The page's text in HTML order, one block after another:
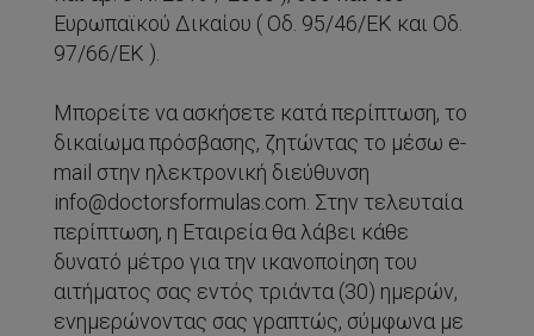
Ευρωπαϊκού Δικαίου ( Οδ. 95/46/ΕΚ και Οδ.
97/66/ΕΚ ).
Μπορείτε να ασκήσετε κατά περίπτωση, το
δικαίωμα πρόσβασης, ζητώντας το μέσω e-
mail στην ηλεκτρονική διεύθυνση
info@doctorsformulas.com. Στην τελευταία
περίπτωση, η Εταιρεία θα λάβει κάθε
δυνατό μέτρο για την ικανοποίηση του
αιτήματος σας εντός τριάντα (30) ημερών,
ενημερώνοντας σας γραπτώς, σύμφωνα με